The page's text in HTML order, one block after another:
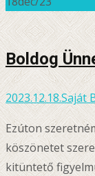
meg
Boldog
2023.12.18.Saját
Ezúton
köszönetet
kitüntető